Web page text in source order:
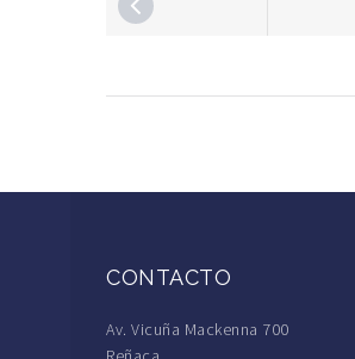
CONTACTO
Av. Vicuña Mackenna 700